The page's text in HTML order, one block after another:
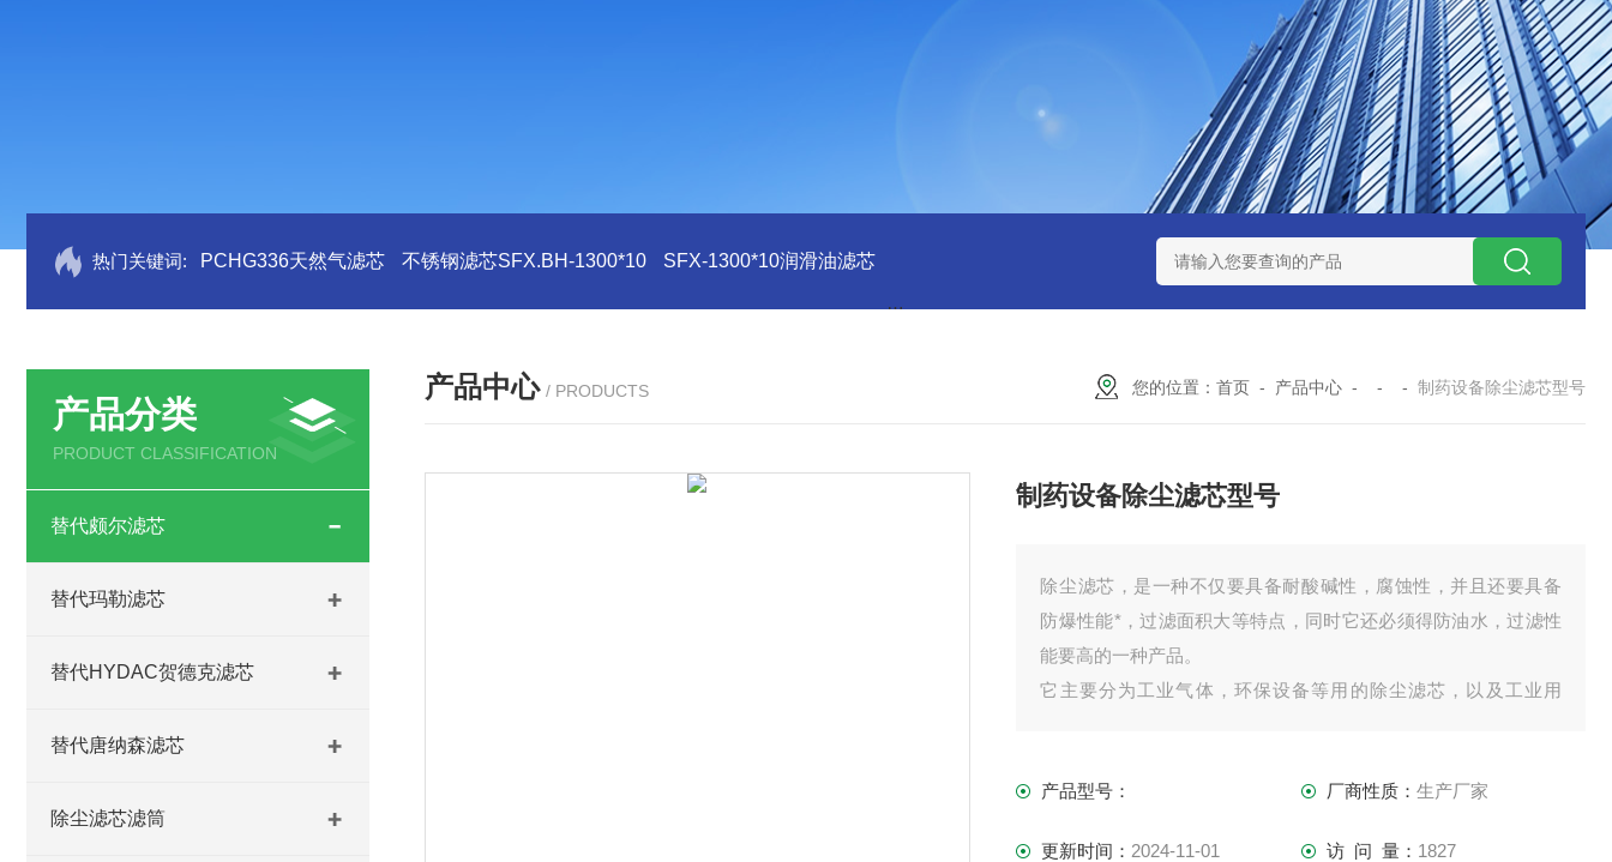
热门关键词: PCHG336天然气滤芯 不锈钢滤芯SFX.BH-1300*10 SFX-1300*10润滑油滤芯 300373润滑油滤芯 300373英德诺曼液压油滤芯
产品分类
PRODUCT CLASSIFICATION
替代颇尔滤芯
替代玛勒滤芯
替代HYDAC贺德克滤芯
替代唐纳森滤芯
除尘滤芯滤筒
产品中心 / PRODUCTS 您的位置： 首页 - 产品中心 - - - 制药设备除尘滤芯型号
制药设备除尘滤芯型号
除尘滤芯，是一种不仅要具备耐酸碱性，腐蚀性，并且还要具备
防爆性能*，过滤面积大等特点，同时它还必须得防油水，过滤性
能要高的一种产品。
它主要分为工业气体，环保设备等用的除尘滤芯，以及工业用
有限公司，是*的除尘滤芯生产厂家，我们公司所生产出来的所有
产品型号： 厂商性质： 生产厂家
更新时间： 2024-11-01 访 问 量： 1827